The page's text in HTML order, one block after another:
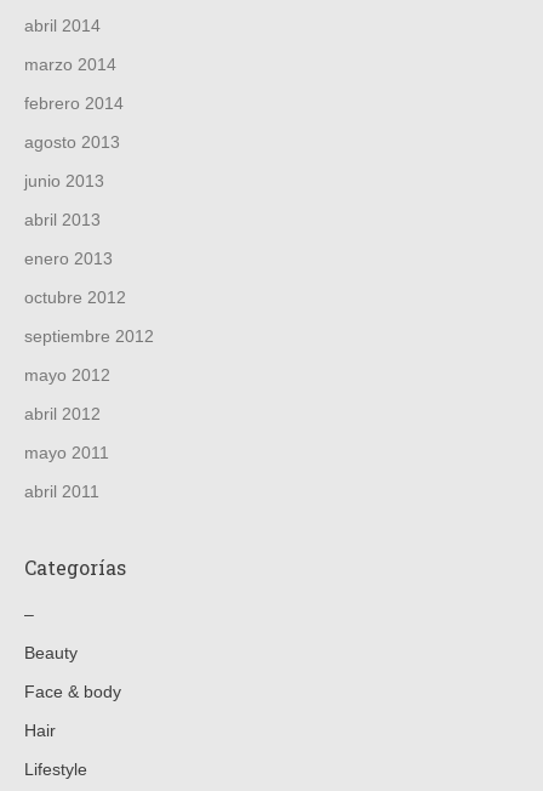
abril 2014
marzo 2014
febrero 2014
agosto 2013
junio 2013
abril 2013
enero 2013
octubre 2012
septiembre 2012
mayo 2012
abril 2012
mayo 2011
abril 2011
Categorías
–
Beauty
Face & body
Hair
Lifestyle